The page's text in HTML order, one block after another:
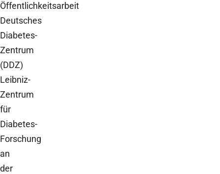
Öffentlichkeitsarbeit
Deutsches
Diabetes-
Zentrum
(DDZ)
Leibniz-
Zentrum
für
Diabetes-
Forschung
an
der